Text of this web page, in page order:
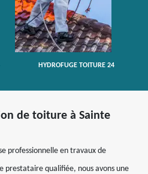
HYDROFUGE TOITURE 24
de toiture à Sainte
professionnelle en travaux de
qualifiée, nous avons une